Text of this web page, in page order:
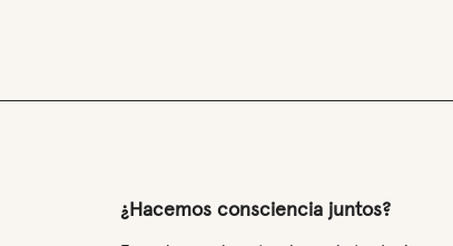
¿Hacemos consciencia juntos?